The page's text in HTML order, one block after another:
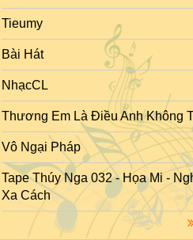
Tieumy
Bài Hát
NhạcCL
Thương Em Là Điều Anh Không
Vô Ngại Pháp
Tape Thúy Nga 032 - Họa Mi -
Xa Cách